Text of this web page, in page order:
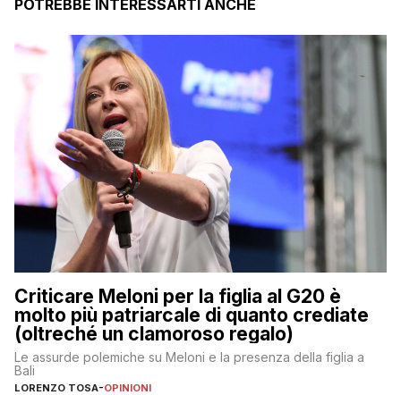
POTREBBE INTERESSARTI ANCHE
Criticare Meloni per la figlia al G20 è
molto più patriarcale di quanto crediate
(oltreché un clamoroso regalo)
Le assurde polemiche su Meloni e la presenza della figlia a
Bali
LORENZO TOSA-OPINIONI